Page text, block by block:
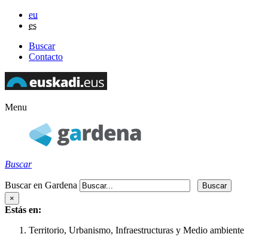
eu
es
Buscar
Contacto
Menu
Buscar
Buscar en Gardena
×
Estás en:
Territorio, Urbanismo, Infraestructuras y Medio ambiente